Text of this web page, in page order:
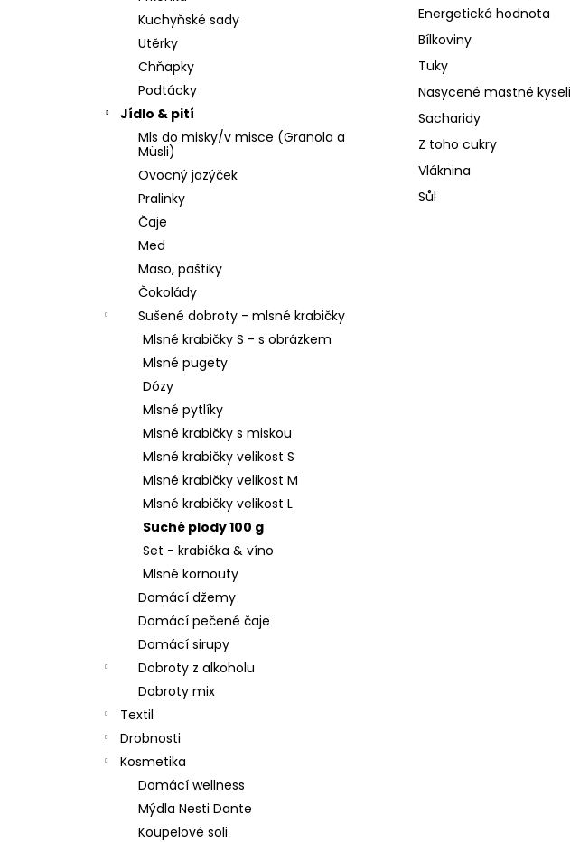
Kuchyňské sady
Utěrky
Chňapky
Podtácky
Jídlo & pití
Mls do misky/v misce (Granola a
Müsli)
Ovocný jazýček
Pralinky
Čaje
Med
Maso, paštiky
Čokolády
Sušené dobroty - mlsné krabičky
Mlsné krabičky S - s obrázkem
Mlsné pugety
Dózy
Mlsné pytlíky
Mlsné krabičky s miskou
Mlsné krabičky velikost S
Mlsné krabičky velikost M
Mlsné krabičky velikost L
Suché plody 100 g
Set - krabička & víno
Mlsné kornouty
Domácí džemy
Domácí pečené čaje
Domácí sirupy
Dobroty z alkoholu
Dobroty mix
Textil
Drobnosti
Kosmetika
Domácí wellness
Mýdla Nesti Dante
Koupelové soli
Energetická hodnota
Bílkoviny
Tuky
Nasycené mastné
Sacharidy
Z toho cukry
Vláknina
Sůl